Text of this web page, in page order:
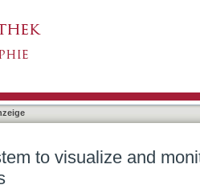
antigens in live cells
to visualize and